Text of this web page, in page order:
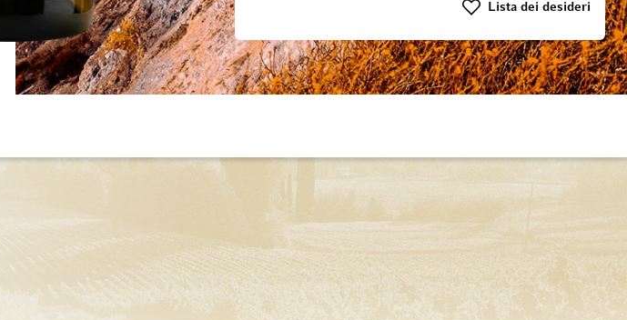
Lista dei desideri